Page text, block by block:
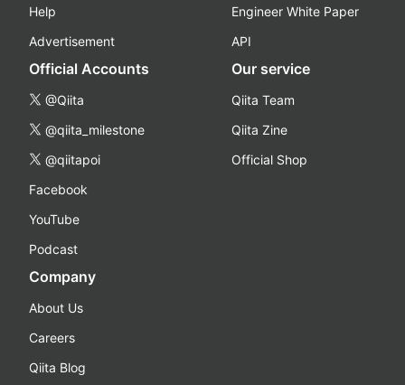
Help
Advertisement
Engineer White Paper
API
Official Accounts
@Qiita
@qiita_milestone
@qiitapoi
Facebook
YouTube
Podcast
Our service
Qiita Team
Qiita Zine
Official Shop
Company
About Us
Careers
Qiita Blog